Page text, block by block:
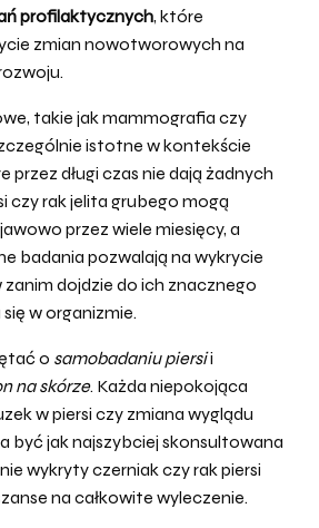
profilaktycznych, które
zmian nowotworowych na
takie jak mammografia czy
istotne w kontekście
długi czas nie dają żadnych
czy rak jelita grubego mogą
przez wiele miesięcy, a
badania pozwalają na wykrycie
dojdzie do ich znacznego
w organizmie.
o samobadaniu piersii
na skórze. Każda niepokojąca
w piersi czy zmiana wyglądu
być jak najszybciej skonsultowana
wykryty czerniak czy rak piersi
na całkowite wyleczenie.